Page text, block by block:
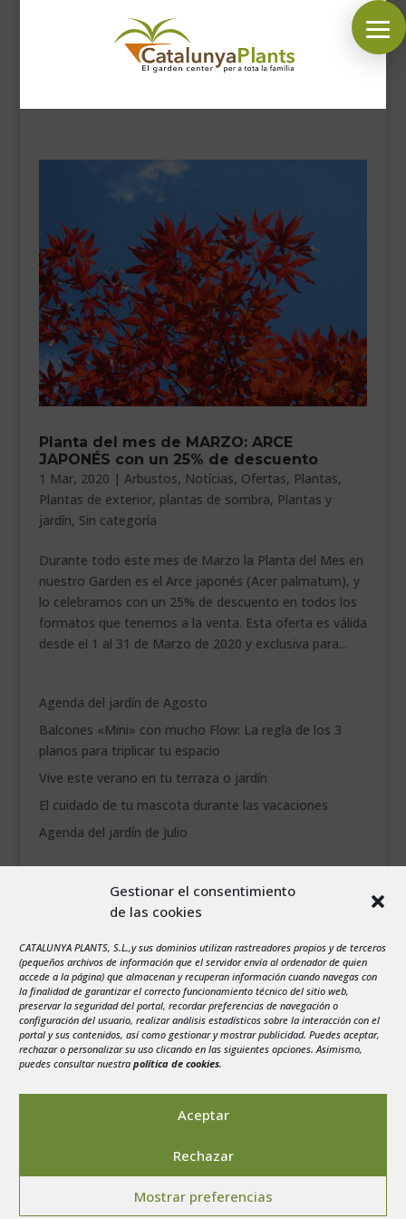
Gestionar el consentimiento
de las cookies
CATALUNYA PLANTS, S.L.,y sus dominios utilizan rastreadores propios y de terceros
(pequeños archivos de información que el servidor envía al ordenador de quien
accede a la página) que almacenan y recuperan información cuando navegas con
la finalidad de garantizar el correcto funcionamiento técnico del sitio web,
preservar la seguridad del portal, recordar preferencias de navegación o
configuración del usuario, realizar análisis estadísticos sobre la interacción con el
portal y sus contenidos, así como gestionar y mostrar publicidad. Puedes aceptar,
rechazar o personalizar su uso clicando en las siguientes opciones. Asimismo,
puedes consultar nuestra política de cookies.
Aceptar
Rechazar
Mostrar preferencias
SÍGUENOS EN:
COMPLEMENTOS JARDÍN
MASCOTAS
DECORACIÓN
HORARIO GARDEN
CONTACTAR
BLOG
VEURE EN CATALÀ
Planta del mes de MARZO: ARCE
JAPONÉS con un 25% de descuento
1 Mar, 2020 | Arbustos, Notícias, Ofertas, Plantas,
Plantas de exterior, plantas de sombra, Plantas y
jardín, Sin categoría
Durante todo este mes de Marzo la Planta del Mes en
nuestro Garden es el Arce japonés (Acer palmatum), y
lo celebramos con un 25% de descuento en todos los
formatos que tenemos a la venta. Esta oferta es válida
desde el 1 al 31 de Marzo de 2020 y exclusiva para...
Agenda del jardín de Agosto
Balcones «Mini» con mucho Flow: La regla de los 3
planos para triplicar tu espacio
Vive este verano en tu terraza o jardín
El cuidado de tu mascota durante las vacaciones
Agenda del jardín de Julio
X J V S
3
4 5 6 7 8
9
10
11 12 13 14 15
16
17
18 19 20 21 22
23
24
25 26 27 28 29
30
31
Política de privacidad